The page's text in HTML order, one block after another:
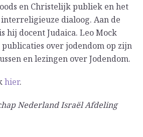
en Christelijk publiek en het
dialoog. Aan de
hij docent Judaica. Leo Mock
over jodendom op zijn
en lezingen over Jodendom.
hier.
Nederland Israël Afdeling